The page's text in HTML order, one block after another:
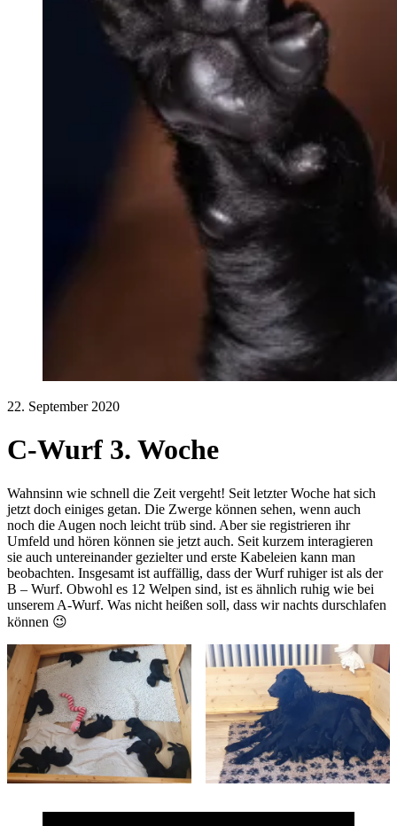
22. September 2020
C-Wurf 3. Woche
Wahnsinn wie schnell die Zeit vergeht! Seit letzter Woche hat sich
jetzt doch einiges getan. Die Zwerge können sehen, wenn auch
noch die Augen noch leicht trüb sind. Aber sie registrieren ihr
Umfeld und hören können sie jetzt auch. Seit kurzem interagieren
sie auch untereinander gezielter und erste Kabeleien kann man
beobachten. Insgesamt ist auffällig, dass der Wurf ruhiger ist als der
B – Wurf. Obwohl es 12 Welpen sind, ist es ähnlich ruhig wie bei
unserem A-Wurf. Was nicht heißen soll, dass wir nachts durschlafen
können 😉